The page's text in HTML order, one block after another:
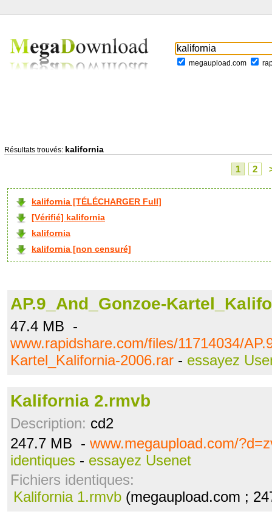
megaupload.com
Résultats trouvés: kalifornia
1 2
kalifornia [TÉLÉCHARGER Full]
[Vérifié] kalifornia
kalifornia
kalifornia [non censuré]
AP.9_And_Gonzoe-
47.4 MB -
www.rapidshare.com/files/11714034/
Kartel_Kalifornia-2006.rar - essayez
Kalifornia 2.rmvb
Description: cd2
247.7 MB - www.megaupload.com/
identiques - essayez Usenet
Fichiers identiques:
Kalifornia 1.rmvb (megaupload.com ;